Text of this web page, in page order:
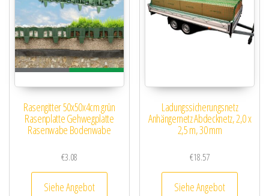
Rasengitter 50x50x4cm grün
Rasenplatte Gehwegplatte
Rasenwabe Bodenwabe
€3.08
Siehe Angebot
Ladungssicherungsnetz
Anhängernetz Abdecknetz, 2,0 x
2,5 m, 30 mm
€18.57
Siehe Angebot